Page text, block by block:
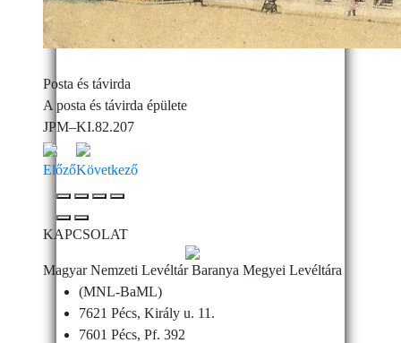
Posta és távirda
A posta és távirda épülete
JPM–KI.82.207
ElőzőKövetkező
KAPCSOLAT
Magyar Nemzeti Levéltár Baranya Megyei Levéltára
(MNL-BaML)
7621 Pécs, Király u. 11.
7601 Pécs, Pf. 392